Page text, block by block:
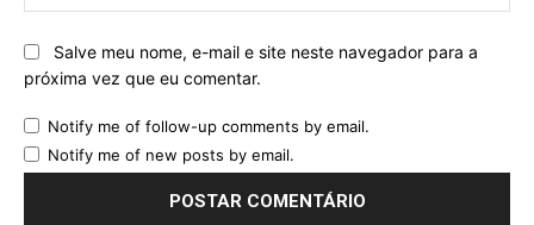
Salve meu nome, e-mail e site neste navegador para a
próxima vez que eu comentar.
Notify me of follow-up comments by email.
Notify me of new posts by email.